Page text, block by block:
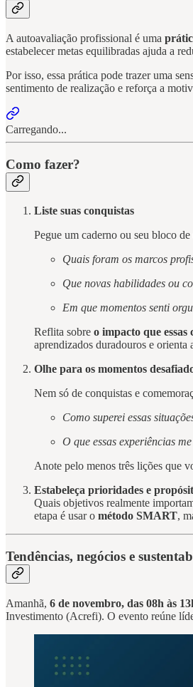
A autoavaliação profissional é uma
estabelecer metas equilibradas ajuda a
Por isso, essa prática pode trazer uma
sentimento de realização e reforça a
Carregando...
Como fazer?
Liste suas conquistas
Pegue um caderno ou seu bloco
Quais foram os marcos
Que novas habilidades ou
Em que momentos senti
Reflita sobre o impacto que
aprendizados duradouros e orienta
Olhe para os momentos
Nem só de conquistas e
Como superei essas
O que essas experiências
Anote pelo menos três lições que
Estabeleça prioridades e
Quais objetivos realmente
etapa é usar o método SMART,
Tendências, negócios e
Amanhã, 6 de novembro, das 08h às
Investimento (Acrefi). O evento reúne